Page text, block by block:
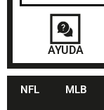
AYUDA
NFL MLB